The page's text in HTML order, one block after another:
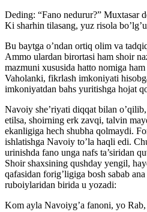
Deding: “Fano nedurur?” Muxtasar
Ki sharhin tilasang, yuz risola
Bu baytga o’ndan ortiq olim va
Ammo ulardan birortasi ham shoir
mazmuni xususida hatto nomiga ham
Vaholanki, fikrlash imkoniyati
imkoniyatdan bahs yuritishga hojat
Navoiy she’riyati diqqat bilan
etilsa, shoirning erk zavqi, talvin
ekanligiga hech shubha qolmaydi.
ishlatishga Navoiy to’la haqli edi.
urinishda fano unga nafs ta’siridan
Shoir shaxsining qushday yengil,
qafasidan forig’ligiga bosh sabab
ruboiylaridan birida u yozadi:
Kom ayla Navoiyg’a fanoni, yo Rab,